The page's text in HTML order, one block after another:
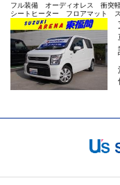
フル装備 オーディオレス 衝突
シートヒーター フロアマット